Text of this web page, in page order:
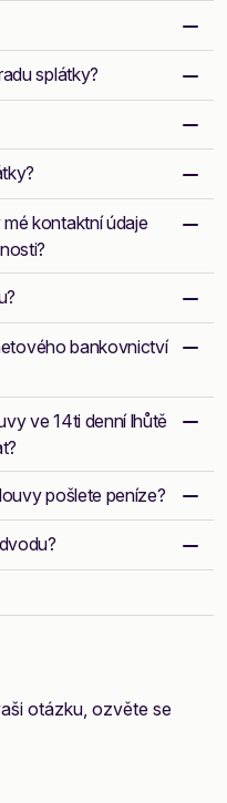
splátky?
kontaktní údaje
bankovnictví
ve 14ti denní lhůtě
pošlete peníze?
otázku, ozvěte se